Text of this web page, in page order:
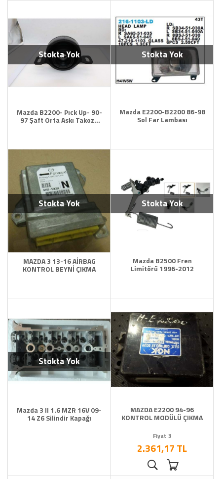
Stokta Yok
Mazda B2200- Pıck Up- 90-
97 Şaft Orta Askı Takozu
Stokta Yok
Mazda E2200-B2200 86-98
Sol Far Lambası
Stokta Yok
MAZDA 3 13-16 AİRBAG
KONTROL BEYNİ ÇIKMA
Stokta Yok
Mazda B2500 Fren
Limitörü 1996-2012
Stokta Yok
Mazda 3 II 1.6 MZR 16V 09-
14 Z6 Silindir Kapağı
MAZDA E2200 94-96
KONTROL MODÜLÜ ÇIKMA
Fiyat 3
2.361,17 TL